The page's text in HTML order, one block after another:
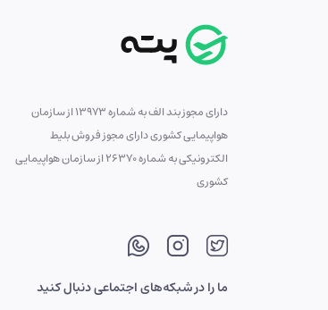
دارای مجوز بند الف به شماره 13973 از سازمان
هواپیمایی کشوری دارای مجوز فروش بلیط
الکترونیکی به شماره 26370 از سازمان هواپیمایی
کشوری
ما را در شبکه‌های اجتماعی دنبال کنید